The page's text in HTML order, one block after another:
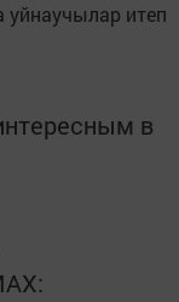
уйнаучылар итеп
в